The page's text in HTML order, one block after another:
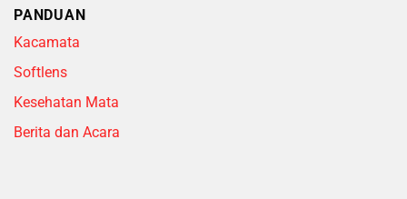
PANDUAN
Kacamata
Softlens
Kesehatan Mata
Berita dan Acara